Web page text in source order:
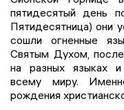
пятидесятый день
Пятидесятница) они
сошли огненные
Святым Духом,
на разных языках и
всему миру.
рождения